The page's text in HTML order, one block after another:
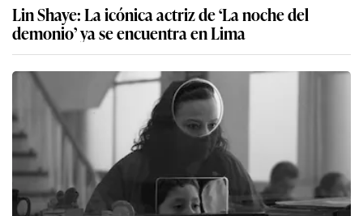
Lin Shaye: La icónica actriz de ‘La noche del
demonio’ ya se encuentra en Lima